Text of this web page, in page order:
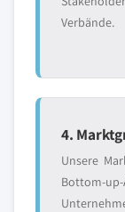
Verbände.
4.
Unsere